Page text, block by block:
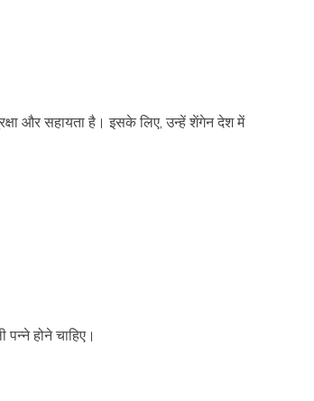
और सहायता है। इसके लिए, उन्हें शेंगेन देश में
होने चाहिए।